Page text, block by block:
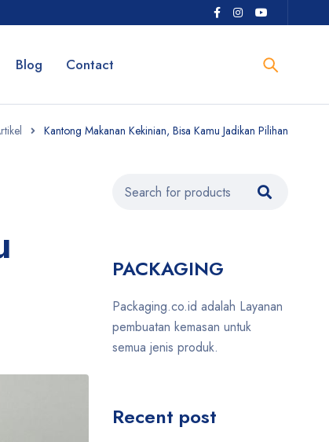
Blog Contact
Kantong Makanan Kekinian, Bisa Kamu Jadikan Pilihan
PACKAGING
Packaging.co.id adalah Layanan
pembuatan kemasan untuk
semua jenis produk.
Recent post